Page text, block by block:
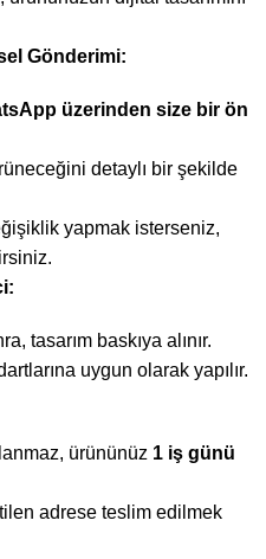
Gönderimi:
üzerinden size bir ön
detaylı bir şekilde
yapmak isterseniz,
tasarım baskıya alınır.
uygun olarak yapılır.
ürününüz 1 iş günü
adrese teslim edilmek